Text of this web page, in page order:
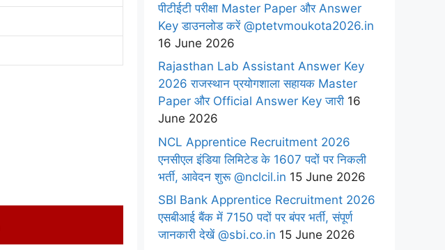
पीटीईटी परीक्षा Master Paper और Answer
Key डाउनलोड करें @ptetvmoukota2026.in
16 June 2026
Rajasthan Lab Assistant Answer Key
2026 राजस्थान प्रयोगशाला सहायक Master
Paper और Official Answer Key जारी 16
June 2026
NCL Apprentice Recruitment 2026
एनसीएल इंडिया लिमिटेड के 1607 पदों पर निकली
भर्ती, आवेदन शुरू @nclcil.in 15 June 2026
SBI Bank Apprentice Recruitment 2026
एसबीआई बैंक में 7150 पदों पर बंपर भर्ती, संपूर्ण
जानकारी देखें @sbi.co.in 15 June 2026